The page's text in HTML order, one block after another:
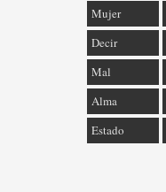
Mujer
Decir
Mal
Alma
Estado